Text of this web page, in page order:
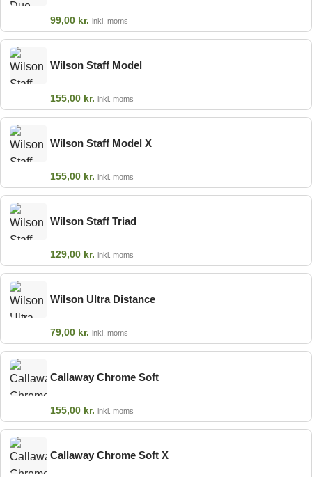
99,00 kr. inkl. moms
Wilson Staff Model
155,00 kr. inkl. moms
Wilson Staff Model X
155,00 kr. inkl. moms
Wilson Staff Triad
129,00 kr. inkl. moms
Wilson Ultra Distance
79,00 kr. inkl. moms
Callaway Chrome Soft
155,00 kr. inkl. moms
Callaway Chrome Soft X